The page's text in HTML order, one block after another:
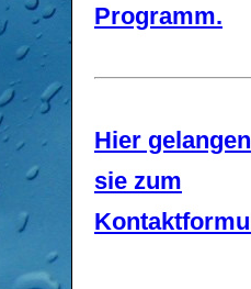
Programm.
Hier gelangen
sie zum